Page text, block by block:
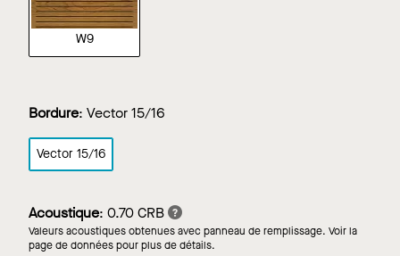
W9
Bordure: Vector 15/16
Vector 15/16
Acoustique: 0.70 CRB
Valeurs acoustiques obtenues avec panneau de remplissage. Voir la
page de données pour plus de détails.